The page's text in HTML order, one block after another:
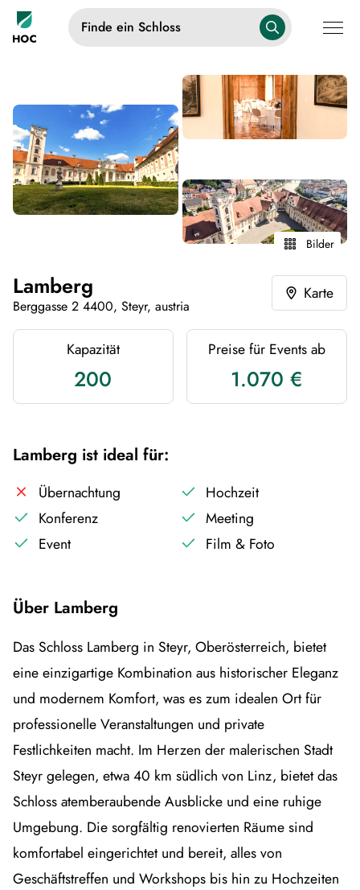
Finde ein Schloss
Bilder
Lamberg
Berggasse 2 4400, Steyr, austria
Karte
Kapazität
200
Preise für Events ab
1.070 €
Lamberg ist ideal für:
Übernachtung
Hochzeit
Konferenz
Meeting
Event
Film & Foto
Über Lamberg
Das Schloss Lamberg in Steyr, Oberösterreich, bietet
eine einzigartige Kombination aus historischer Eleganz
und modernem Komfort, was es zum idealen Ort für
professionelle Veranstaltungen und private
Festlichkeiten macht. Im Herzen der malerischen Stadt
Steyr gelegen, etwa 40 km südlich von Linz, bietet das
Schloss atemberaubende Ausblicke und eine ruhige
Umgebung. Die sorgfältig renovierten Räume sind
komfortabel eingerichtet und bereit, alles von
Geschäftstreffen und Workshops bis hin zu Hochzeiten